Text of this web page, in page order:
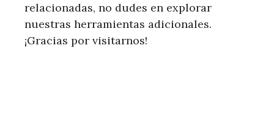
relacionadas, no dudes en explorar
nuestras herramientas adicionales.
¡Gracias por visitarnos!